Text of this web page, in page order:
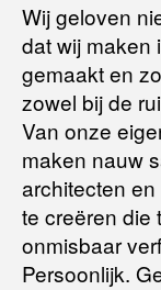
aankoopbedrag zo
dagen na
Voor meer
Wij geloven
dat wij maken
gemaakt en
zowel bij de
Van onze
maken nauw
architecten
te creëren die
onmisbaar
Persoonlijk.